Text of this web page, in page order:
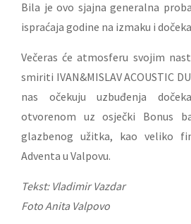
Bila je ovo sjajna generalna
ispraćaja godine na izmaku i
Večeras će atmosferu svojim
smiriti IVAN&MISLAV ACOUSTIC
nas očekuju uzbuđenja
otvorenom uz osječki Bonus
glazbenog užitka, kao veliko
Adventa u Valpovu.
Tekst: Vladimir Vazdar
Foto Anita Valpovo